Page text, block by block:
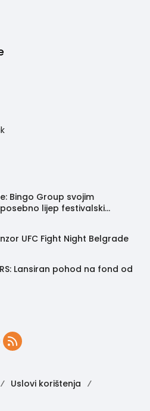
Bingo Group svojim
lijep festivalski
UFC Fight Night Belgrade
Lansiran pohod na fond od
Uslovi korištenja